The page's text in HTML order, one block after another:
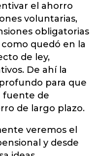
el ahorro
voluntarias,
obligatorias
quedó en la
de ley,
De ahí la
para que
fuente de
de largo plazo.
veremos el
y desde